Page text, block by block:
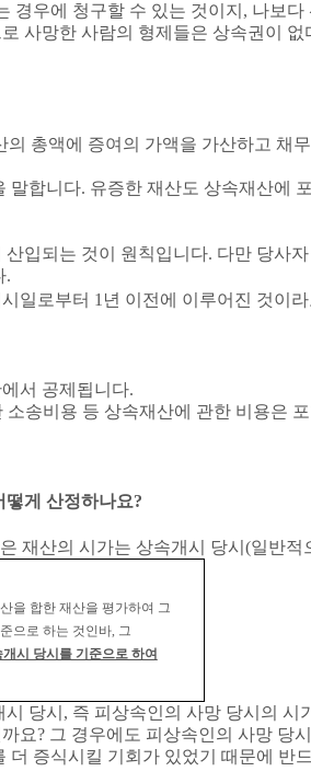
경우에 청구할 수 있는 것이지 , 나보다
사망한 사람의 형제들은 상속권이 없
총액에 증여의 가액을 가산하고 채
말합니다. 유증한 재산도 상속재산에
산입되는 것이 원칙입니다. 다만 당사
.
일로부터 1 년 이전에 이루어진 것이
서 공제됩니다.
소송비용 등 상속재산에 관한 비용은
게 산정하나요?
재산의 시가는 상속개시 당시 (일반적
을 합한 재산을 평가하여 그
으로 하는 것인바, 그
시 당시를 기준으로 하여
당시 , 즉 피상속인의 사망 당시의 시
요? 그 경우에도 피상속인의 사망 당
증식시킬 기회가 있었기 때문에 반